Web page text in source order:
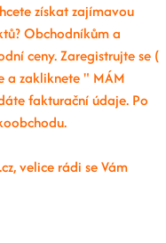
získat zajímavou
Obchodníkům a
ceny. Zaregistrujte se (
a zakliknete " MÁM
fakturační údaje. Po
velice rádi se Vám